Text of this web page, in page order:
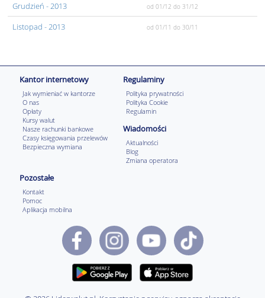
Grudzień - 2013 od 01/12 do 31/12
Listopad - 2013 od 01/11 do 30/11
Kantor internetowy
Jak wymieniać w kantorze
O nas
Opłaty
Kursy walut
Nasze rachunki bankowe
Czasy księgowania przelewów
Bezpieczna wymiana
Regulaminy
Polityka prywatności
Polityka Cookie
Regulamin
Wiadomości
Aktualności
Blog
Zmiana operatora
Pozostałe
Kontakt
Pomoc
Aplikacja mobilna